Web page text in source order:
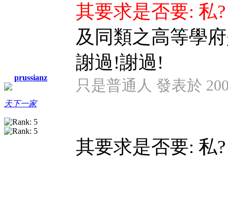
prussianz
天下一家
其要求是否要: 私
及同類之高等學
謝過!謝過!
只是普通人 發表於
其要求是否要: 私